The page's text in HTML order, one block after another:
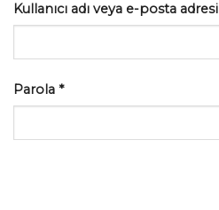
Kullanıcı adı veya e-posta adresi
Parola *